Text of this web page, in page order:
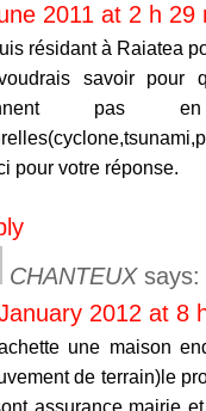
2011 at 2 h 29
résidant à Raiatea
savoir pour
pas
pour votre réponse.
CHANTEUX says:
2012 at 8
une maison
de terrain)le
assurance mairie